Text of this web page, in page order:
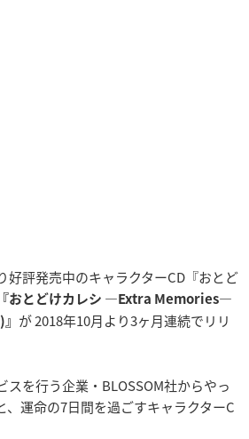
好評発売中のキャラクターCD『おとど
『おとどけカレシ ―Extra Memories―
が 2018年10月より3ヶ月連続でリリ
スを行う企業・BLOSSOM社からやっ
、運命の7日間を過ごすキャラクターC